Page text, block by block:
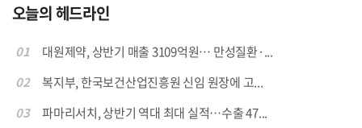
오늘의 헤드라인
01
대원제약, 상반기 매출 3109억원… 만성질환·...
02
복지부, 한국보건산업진흥원 신임 원장에 고...
03
파마리서치, 상반기 역대 최대 실적…수출 47...